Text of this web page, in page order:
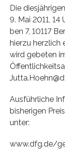
Die
9. Mai 2011,
ben 7, 10117
hierzu herzlich
wird gebeten
Ausführliche
bisherigen
unter:
www.dfg.de/